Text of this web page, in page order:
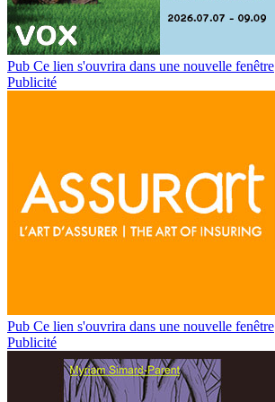
Pub Ce lien s'ouvrira dans une nouvelle fenêtre
Publicité
Pub Ce lien s'ouvrira dans une nouvelle fenêtre
Publicité